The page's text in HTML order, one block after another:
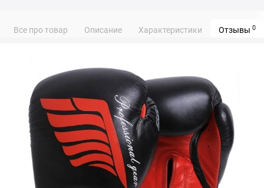
Все про товар Описание Характеристики Отзывы 0